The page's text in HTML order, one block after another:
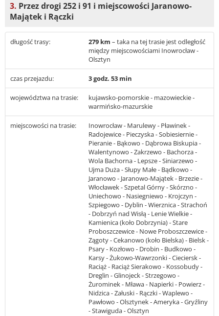
3. Przez drogi 252 i 91 i miejscowości Jaranowo-
Majątek i Rączki
długość trasy: 279 km – taka na tej trasie jest odległość
między miejscowościami Inowrocław -
Olsztyn
czas przejazdu: 3 godz. 53 min
województwa na trasie:
kujawsko-pomorskie - mazowieckie -
warmińsko-mazurskie
miejscowości na trasie:
Inowrocław - Marulewy - Pławinek -
Radojewice - Pieczyska - Sobiesiernie -
Pieranie - Bąkowo - Dąbrowa Biskupia -
Walentynowo - Zakrzewo - Bachorza -
Wola Bachorna - Lepsze - Siniarzewo -
Ujma Duża - Słupy Małe - Bądkowo -
Jaranowo - Jaranowo-Majątek - Brzezie -
Włocławek - Szpetal Górny - Skórzno -
Uniechowo - Nasiegniewo - Krojczyn -
Szpiegowo - Dyblin - Wierznica - Strachoń
- Dobrzyń nad Wisłą - Lenie Wielkie -
Kamienica (koło Dobrzynia) - Stare
Proboszczewice - Nowe Proboszczewice -
Zągoty - Cekanowo (koło Bielska) - Bielsk -
Psary - Kozłowo - Drobin - Budkowo -
Karsy - Żukowo-Wawrzonki - Cieciersk -
Raciąż - Raciąż Sierakowo - Kossobudy -
Dreglin - Glinojeck - Strzegowo -
Żurominek - Mława - Napierki - Powierz -
Nidzica - Załuski - Rączki - Waplewo -
Pawłowo - Olsztynek - Ameryka - Gryźliny
- Stawiguda - Olsztyn